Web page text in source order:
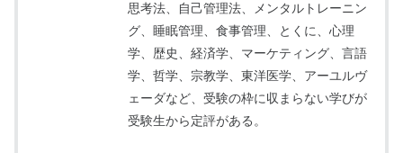
思考法、自己管理法、メンタルトレーニン
グ、睡眠管理、食事管理、とくに、心理
学、歴史、経済学、マーケティング、言語
学、哲学、宗教学、東洋医学、アーユルヴ
ェーダなど、受験の枠に収まらない学びが
受験生から定評がある。